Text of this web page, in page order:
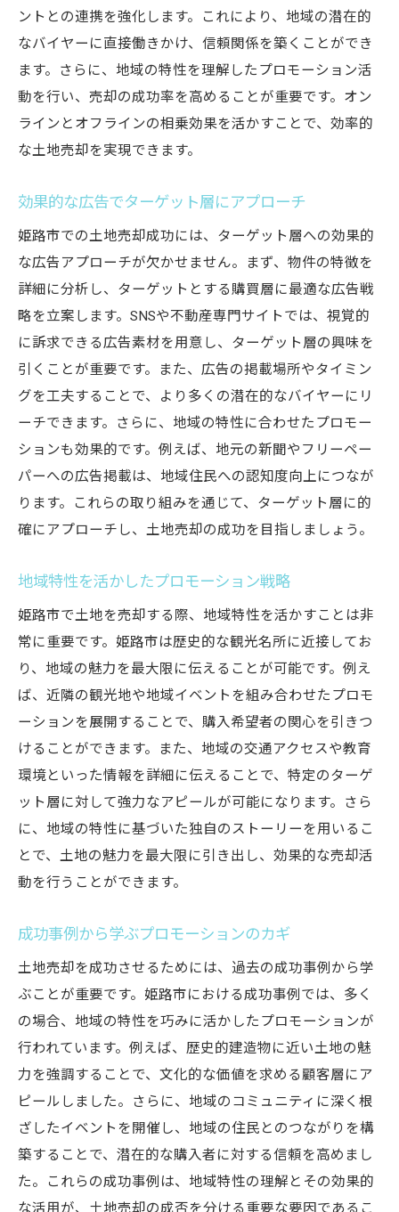
ントとの連携を強化します。これにより、地域の潜在的
なバイヤーに直接働きかけ、信頼関係を築くことができ
ます。さらに、地域の特性を理解したプロモーション活
動を行い、売却の成功率を高めることが重要です。オン
ラインとオフラインの相乗効果を活かすことで、効率的
な土地売却を実現できます。
効果的な広告でターゲット層にアプローチ
姫路市での土地売却成功には、ターゲット層への効果的
な広告アプローチが欠かせません。まず、物件の特徴を
詳細に分析し、ターゲットとする購買層に最適な広告戦
略を立案します。SNSや不動産専門サイトでは、視覚的
に訴求できる広告素材を用意し、ターゲット層の興味を
引くことが重要です。また、広告の掲載場所やタイミン
グを工夫することで、より多くの潜在的なバイヤーにリ
ーチできます。さらに、地域の特性に合わせたプロモー
ションも効果的です。例えば、地元の新聞やフリーペー
パーへの広告掲載は、地域住民への認知度向上につなが
ります。これらの取り組みを通じて、ターゲット層に的
確にアプローチし、土地売却の成功を目指しましょう。
地域特性を活かしたプロモーション戦略
姫路市で土地を売却する際、地域特性を活かすことは非
常に重要です。姫路市は歴史的な観光名所に近接してお
り、地域の魅力を最大限に伝えることが可能です。例え
ば、近隣の観光地や地域イベントを組み合わせたプロモ
ーションを展開することで、購入希望者の関心を引きつ
けることができます。また、地域の交通アクセスや教育
環境といった情報を詳細に伝えることで、特定のターゲ
ット層に対して強力なアピールが可能になります。さら
に、地域の特性に基づいた独自のストーリーを用いるこ
とで、土地の魅力を最大限に引き出し、効果的な売却活
動を行うことができます。
成功事例から学ぶプロモーションのカギ
土地売却を成功させるためには、過去の成功事例から学
ぶことが重要です。姫路市における成功事例では、多く
の場合、地域の特性を巧みに活かしたプロモーションが
行われています。例えば、歴史的建造物に近い土地の魅
力を強調することで、文化的な価値を求める顧客層にア
ピールしました。さらに、地域のコミュニティに深く根
ざしたイベントを開催し、地域の住民とのつながりを構
築することで、潜在的な購入者に対する信頼を高めまし
た。これらの成功事例は、地域特性の理解とその効果的
な活用が、土地売却の成否を分ける重要な要因であるこ